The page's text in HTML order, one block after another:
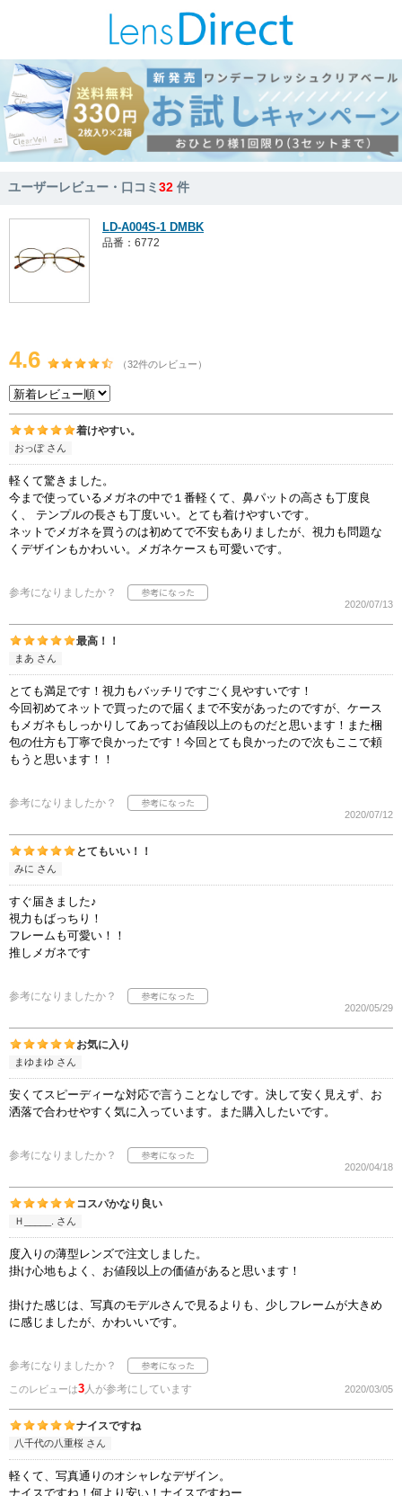
ユーザーレビュー・口コミ32 件
LD-A004S-1 DMBK
品番：6772
4.6 （32件のレビュー）
着けやすい。
おっぽ さん
軽くて驚きました。
今まで使っているメガネの中で１番軽くて、鼻パットの高さも丁度良
く、 テンプルの長さも丁度いい。とても着けやすいです。
ネットでメガネを買うのは初めてで不安もありましたが、視力も問題な
くデザインもかわいい。メガネケースも可愛いです。
参考になりましたか？
2020/07/13
最高！！
まあ さん
とても満足です！視力もバッチリですごく見やすいです！
今回初めてネットで買ったので届くまで不安があったのですが、ケース
もメガネもしっかりしてあってお値段以上のものだと思います！また梱
包の仕方も丁寧で良かったです！今回とても良かったので次もここで頼
もうと思います！！
参考になりましたか？
2020/07/12
とてもいい！！
みに さん
すぐ届きました♪
視力もばっちり！
フレームも可愛い！！
推しメガネです
参考になりましたか？
2020/05/29
お気に入り
まゆまゆ さん
安くてスピーディーな対応で言うことなしです。決して安く見えず、お
洒落で合わせやすく気に入っています。また購入したいです。
参考になりましたか？
2020/04/18
コスパかなり良い
Ｈ_____. さん
度入りの薄型レンズで注文しました。
掛け心地もよく、お値段以上の価値があると思います！
掛けた感じは、写真のモデルさんで見るよりも、少しフレームが大きめ
に感じましたが、かわいいです。
参考になりましたか？
このレビューは3人が参考にしています 2020/03/05
ナイスですね
八千代の八重桜 さん
軽くて、写真通りのオシャレなデザイン。
ナイスですね！何より安い！ナイスですねー